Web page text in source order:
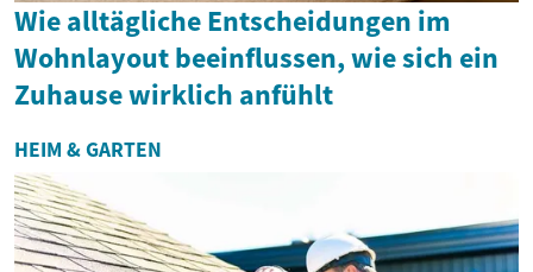
Wie alltägliche Entscheidungen im
Wohnlayout beeinflussen, wie sich ein
Zuhause wirklich anfühlt
HEIM & GARTEN